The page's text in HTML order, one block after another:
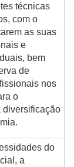
técnicas
com o
as suas
e
bem
de
nos
o
diversificação
do
a